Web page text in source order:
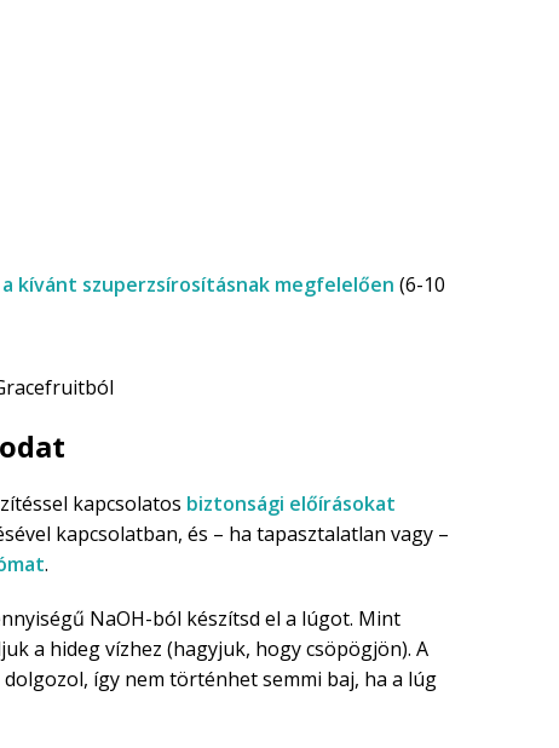
kívánt szuperzsírosításnak megfelelően (6-10
kapcsolatos biztonsági előírásokat
kapcsolatban, és – ha tapasztalatlan vagy –
.
NaOH-ból készítsd el a lúgot. Mint
a hideg vízhez (hagyjuk, hogy csöpögjön). A
így nem történhet semmi baj, ha a lúg